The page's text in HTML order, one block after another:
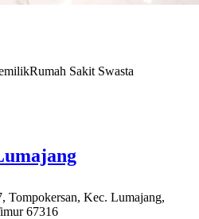
Rumah Sakit Swasta
Tompokersan, Kec. Lumajang,
67316